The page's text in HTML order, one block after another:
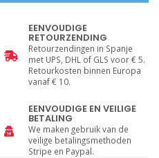
EENVOUDIGE
RETOURZENDING
Retourzendingen in Spanje
met UPS, DHL of GLS voor € 5.
Retourkosten binnen Europa
vanaf € 10.
EENVOUDIGE EN VEILIGE
BETALING
We maken gebruik van de
veilige betalingsmethoden
Stripe en Paypal.